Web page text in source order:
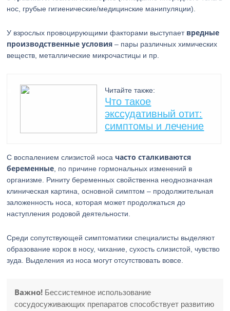
нос, грубые гигиенические/медицинские манипуляции).
У взрослых провоцирующими факторами выступает вредные
производственные условия – пары различных химических
веществ, металлические микрочастицы и пр.
Читайте также:
Что такое
экссудативный отит:
симптомы и лечение
С воспалением слизистой носачасто сталкиваются
беременные , по причине гормональных изменений в
организме. Риниту беременных свойственна неоднозначная
клиническая картина, основной симптом – продолжительная
заложенность носа, которая может продолжаться до
наступления родовой деятельности.
Среди сопутствующей симптоматики специалисты выделяют
образование корок в носу, чихание, сухость слизистой, чувство
зуда. Выделения из носа могут отсутствовать вовсе.
Важно! Бессистемное использование
сосудосуживающих препаратов способствует развитию